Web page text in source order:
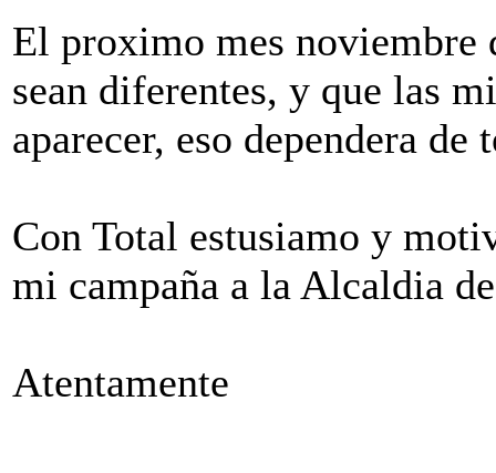
El proximo mes noviembre
sean diferentes, y que las
aparecer, eso dependera de
Con Total estusiamo y
mi campaña a la Alcaldia
Atentamente